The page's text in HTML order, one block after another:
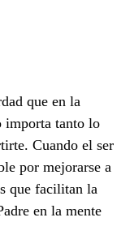
que en la
importa tanto lo
Cuando el ser
por mejorarse a
que facilitan la
en la mente